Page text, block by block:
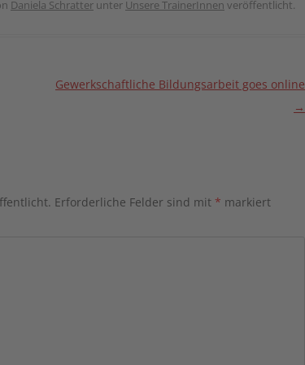
Daniela Schratter unter Unsere TrainerInnen veröffentlicht.
Gewerkschaftliche Bildungsarbeit goes online
→
Erforderliche Felder sind mit * markiert